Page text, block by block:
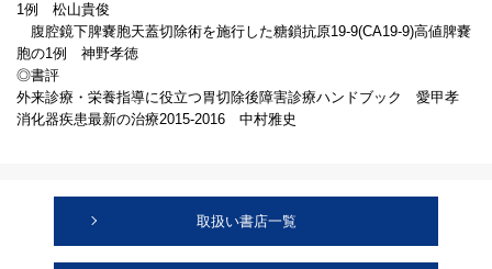
1例 松山貴俊
腹腔鏡下脾嚢胞天蓋切除術を施行した糖鎖抗原19-9(CA19-9)高値脾嚢
胞の1例 神野孝徳
◎書評
外来診療・栄養指導に役立つ胃切除後障害診療ハンドブック 愛甲孝
消化器疾患最新の治療2015-2016 中村雅史
取扱い書店一覧